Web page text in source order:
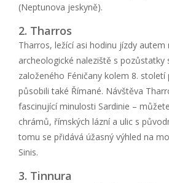
(Neptunova jeskyně).
2. Tharros
Tharros, ležící asi hodinu jízdy
archeologické naleziště s
založeného Féničany kolem 8. století
působili také Římané. Návštěva
fascinující minulosti Sardinie –
chrámů, římských lázní a ulic s
tomu se přidává úžasný výhled na
Sinis.
3. Tinnura